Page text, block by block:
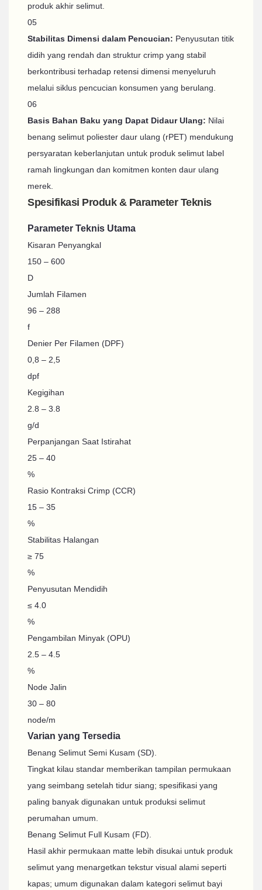
produk akhir selimut.
05
Stabilitas Dimensi dalam Pencucian: Penyusutan titik
didih yang rendah dan struktur crimp yang stabil
berkontribusi terhadap retensi dimensi menyeluruh
melalui siklus pencucian konsumen yang berulang.
06
Basis Bahan Baku yang Dapat Didaur Ulang: Nilai
benang selimut poliester daur ulang (rPET) mendukung
persyaratan keberlanjutan untuk produk selimut label
ramah lingkungan dan komitmen konten daur ulang
merek.
Spesifikasi Produk & Parameter Teknis
Parameter Teknis Utama
Kisaran Penyangkal
150 – 600
D
Jumlah Filamen
96 – 288
f
Denier Per Filamen (DPF)
0,8 – 2,5
dpf
Kegigihan
2.8 – 3.8
g/d
Perpanjangan Saat Istirahat
25 – 40
%
Rasio Kontraksi Crimp (CCR)
15 – 35
%
Stabilitas Halangan
≥ 75
%
Penyusutan Mendidih
≤ 4.0
%
Pengambilan Minyak (OPU)
2.5 – 4.5
%
Node Jalin
30 – 80
node/m
Varian yang Tersedia
Benang Selimut Semi Kusam (SD).
Tingkat kilau standar memberikan tampilan permukaan
yang seimbang setelah tidur siang; spesifikasi yang
paling banyak digunakan untuk produksi selimut
perumahan umum.
Benang Selimut Full Kusam (FD).
Hasil akhir permukaan matte lebih disukai untuk produk
selimut yang menargetkan tekstur visual alami seperti
kapas; umum digunakan dalam kategori selimut bayi